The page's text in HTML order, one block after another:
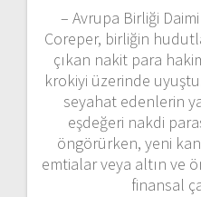
– Avrupa Birliği
Coreper, birliğin
çıkan nakit para
krokiyi üzerinde
seyahat edenlerin
eşdeğeri nakdi
öngörürken, yeni
emtialar veya altın ve
finansal